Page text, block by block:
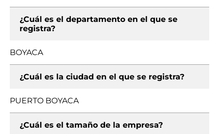
¿Cuál es el departamento en el que se
registra?
BOYACA
¿Cuál es la ciudad en el que se registra?
PUERTO BOYACA
¿Cuál es el tamaño de la empresa?